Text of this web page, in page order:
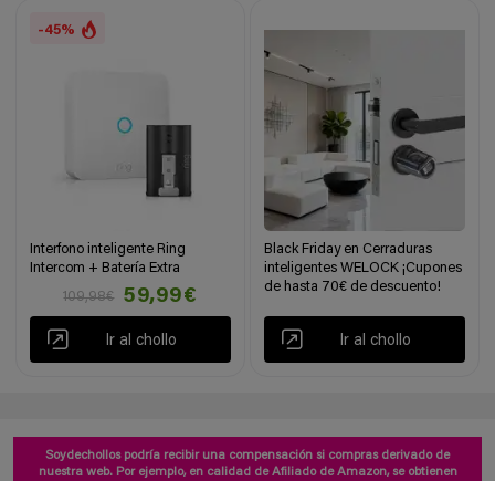
-45%
Interfono inteligente Ring
Intercom + Batería Extra
109,98€
59,99€
Ir al chollo
Black Friday en Cerraduras
inteligentes WELOCK ¡Cupones
de hasta 70€ de descuento!
Ir al chollo
Soydechollos podría recibir una compensación si compras derivado de
nuestra web. Por ejemplo, en calidad de Afiliado de Amazon, se obtienen